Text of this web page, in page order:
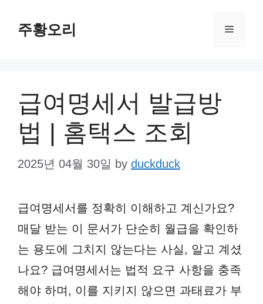
주황오리 Menu
급여명세서 발급방
법 | 홈택스 조회
2025년 04월 30일 by duckduck
급여명세서를 정확히 이해하고 계신가요?
매달 받는 이 문서가 단순히 월급을 확인하
는 용도에 그치지 않는다는 사실, 알고 계셨
나요? 급여명세서는 법적 요구 사항을 충족
해야 하며, 이를 지키지 않으면 과태료가 부